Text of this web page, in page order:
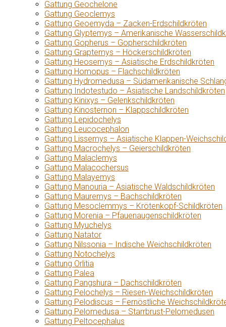
Gattung Geochelone
Gattung Geoclemys
Gattung Geoemyda – Zacken-Erdschildkröten
Gattung Glyptemys – Amerikanische
Gattung Gopherus – Gopherschildkröten
Gattung Graptemys – Höckerschildkröten
Gattung Heosemys – Asiatische Erdschildkröten
Gattung Homopus – Flachschildkröten
Gattung Hydromedusa – Südamerikanische
Gattung Indotestudo – Asiatische Landschildkröten
Gattung Kinixys – Gelenkschildkröten
Gattung Kinosternon – Klappschildkröten
Gattung Lepidochelys
Gattung Leucocephalon
Gattung Lissemys – Asiatische Klappen-
Gattung Macrochelys – Geierschildkröten
Gattung Malaclemys
Gattung Malacochersus
Gattung Malayemys
Gattung Manouria – Asiatische Waldschildkröten
Gattung Mauremys – Bachschildkröten
Gattung Mesoclemmys – Krötenkopf-Schildkröten
Gattung Morenia – Pfauenaugenschildkröten
Gattung Myuchelys
Gattung Natator
Gattung Nilssonia – Indische Weichschildkröten
Gattung Notochelys
Gattung Orlitia
Gattung Palea
Gattung Pangshura – Dachschildkröten
Gattung Pelochelys – Riesen-Weichschildkröten
Gattung Pelodiscus – Fernöstliche
Gattung Pelomedusa – Starrbrust-Pelomedusen
Gattung Peltocephalus